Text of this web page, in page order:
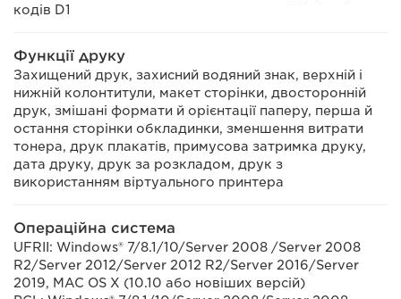
кодів D1
Функції друку
Захищений друк, захисний водяний знак, верхній і
нижній колонтитули, макет сторінки, двосторонній
друк, змішані формати й орієнтації паперу, перша й
остання сторінки обкладинки, зменшення витрати
тонера, друк плакатів, примусова затримка друку,
дата друку, друк за розкладом, друк з
використанням віртуального принтера
Операційна система
UFRII: Windows® 7/8.1/10/Server 2008 /Server 2008
R2/Server 2012/Server 2012 R2/Server 2016/Server
2019, MAC OS X (10.10 або новіших версій)